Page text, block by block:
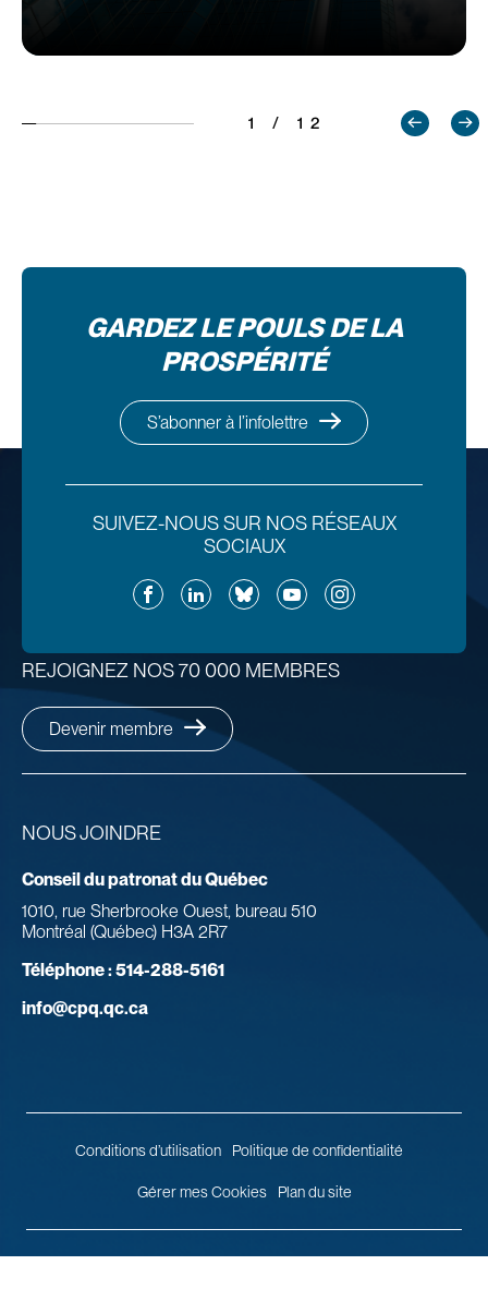
1 / 12
GARDEZ LE POULS DE LA
PROSPÉRITÉ
S’abonner à l’infolettre
SUIVEZ-NOUS SUR NOS RÉSEAUX
SOCIAUX
FacebookLinkedInBlueskyYouTubeInstagram
NOUS JOINDRE
Conseil du patronat du Québec
1010, rue Sherbrooke Ouest, bureau 510
Montréal (Québec) H3A 2R7
Téléphone :514-288-5161
info@cpq.qc.ca
REJOIGNEZ NOS 70 000 MEMBRES
Devenir membre
Conditions d’utilisation Politique de confidentialité
Gérer mes Cookies Plan du site